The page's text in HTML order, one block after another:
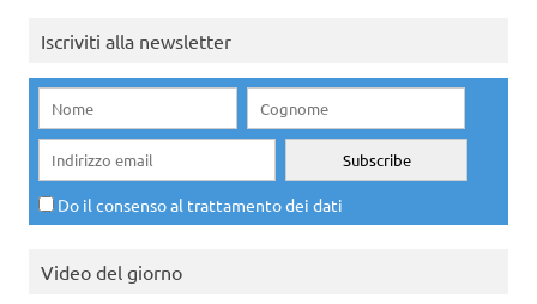
Iscriviti alla newsletter
Do il consenso al trattamento dei dati
Video del giorno